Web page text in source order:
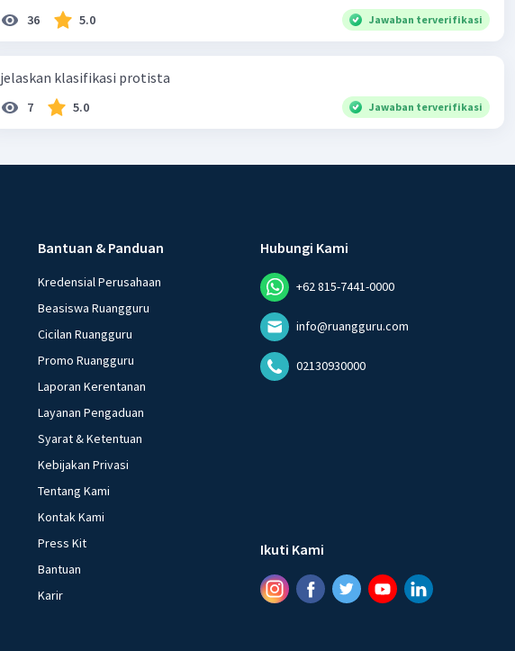
36 5.0 Jawaban terverifikasi
jelaskan klasifikasi protista
7 5.0 Jawaban terverifikasi
Bantuan & Panduan
Kredensial Perusahaan
Beasiswa Ruangguru
Cicilan Ruangguru
Promo Ruangguru
Laporan Kerentanan
Layanan Pengaduan
Syarat & Ketentuan
Kebijakan Privasi
Tentang Kami
Kontak Kami
Press Kit
Bantuan
Karir
Hubungi Kami
+62 815-7441-0000
info@ruangguru.com
02130930000
Ikuti Kami